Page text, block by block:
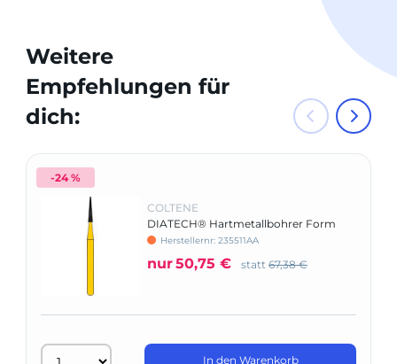
Weitere
Empfehlungen für
dich:
-24 %
COLTENE
DIATECH® Hartmetallbohrer Form
C133Herstellernr: 235511AA
nur50,75 € statt 67,38 €
In den Warenkorb